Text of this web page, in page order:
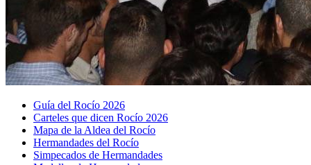
Guía del Rocío 2026
Carteles que dicen Rocío 2026
Mapa de la Aldea del Rocío
Hermandades del Rocío
Simpecados de Hermandades